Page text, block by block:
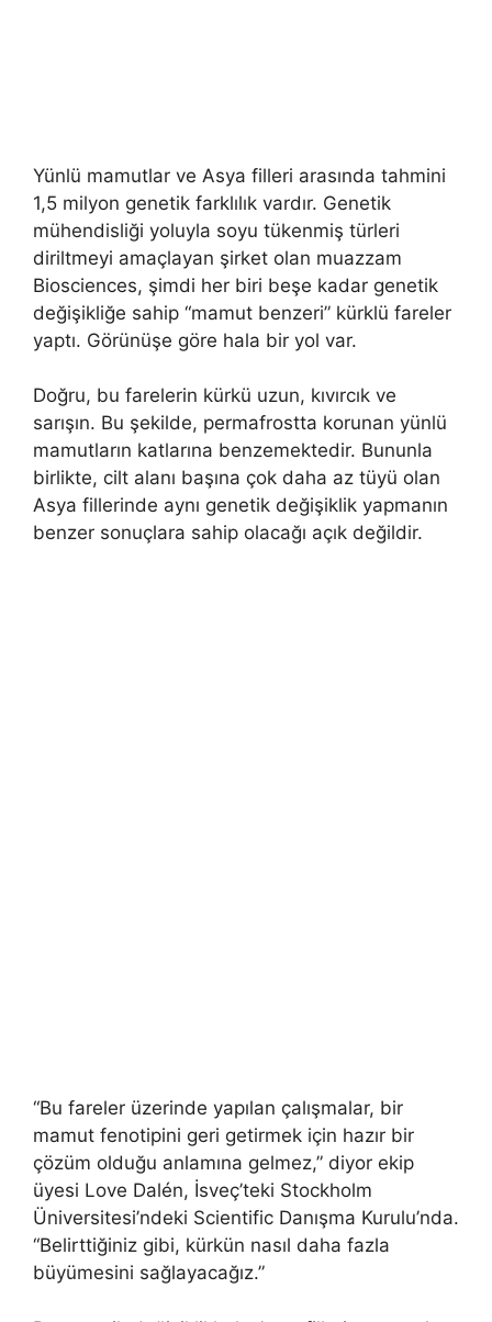
Yünlü mamutlar ve Asya filleri arasında tahmini
1,5 milyon genetik farklılık vardır. Genetik
mühendisliği yoluyla soyu tükenmiş türleri
diriltmeyi amaçlayan şirket olan muazzam
Biosciences, şimdi her biri beşe kadar genetik
değişikliğe sahip “mamut benzeri” kürklü fareler
yaptı. Görünüşe göre hala bir yol var.
Doğru, bu farelerin kürkü uzun, kıvırcık ve
sarışın. Bu şekilde, permafrostta korunan yünlü
mamutların katlarına benzemektedir. Bununla
birlikte, cilt alanı başına çok daha az tüyü olan
Asya fillerinde aynı genetik değişiklik yapmanın
benzer sonuçlara sahip olacağı açık değildir.
“Bu fareler üzerinde yapılan çalışmalar, bir
mamut fenotipini geri getirmek için hazır bir
çözüm olduğu anlamına gelmez,” diyor ekip
üyesi Love Dalén, İsveç’teki Stockholm
Üniversitesi’ndeki Scientific Danışma Kurulu’nda.
“Belirttiğiniz gibi, kürkün nasıl daha fazla
büyümesini sağlayacağız.”